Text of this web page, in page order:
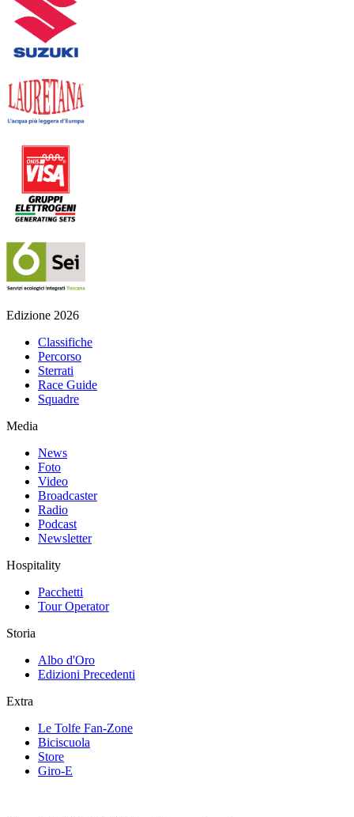
Edizione 2026
Classifiche
Percorso
Sterrati
Race Guide
Squadre
Media
News
Foto
Video
Broadcaster
Radio
Podcast
Newsletter
Hospitality
Pacchetti
Tour Operator
Storia
Albo d'Oro
Edizioni Precedenti
Extra
Le Tolfe Fan-Zone
Biciscuola
Store
Giro-E